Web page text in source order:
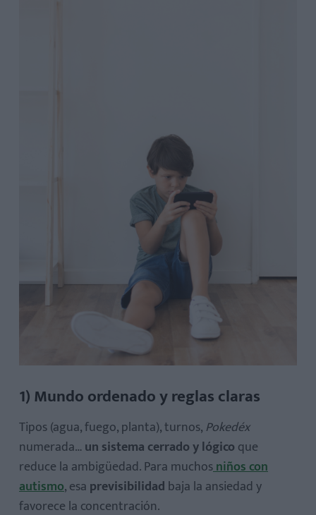
1) Mundo ordenado y reglas claras
Tipos (agua, fuego, planta), turnos, Pokedéx
numerada…un sistema cerrado y lógico que
reduce la ambigüedad. Para muchosniños con
autismo, esa previsibilidad baja la ansiedad y
favorece la concentración.